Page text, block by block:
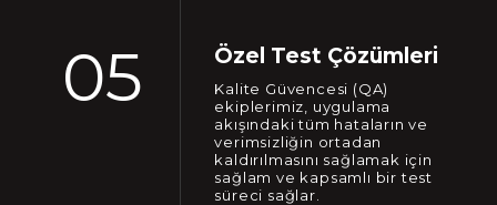
05 Özel Test Çözümleri
Kalite Güvencesi (QA)
ekiplerimiz, uygulama
akışındaki tüm hataların ve
verimsizliğin ortadan
kaldırılmasını sağlamak için
sağlam ve kapsamlı bir test
süreci sağlar.